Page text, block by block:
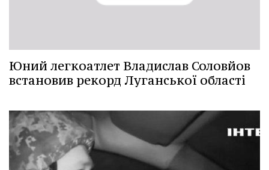
Юний легкоатлет Владислав Соловйов
встановив рекорд Луганської області